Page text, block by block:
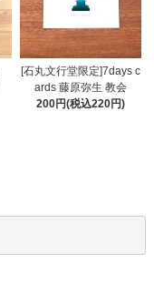
[石丸文行堂限定]7days c
ards 藤原弥生 教会
200円(税込220円)